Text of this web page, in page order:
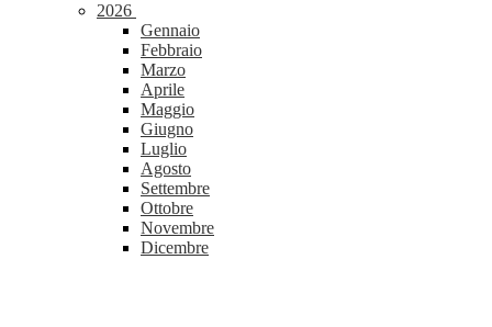
2026
Gennaio
Febbraio
Marzo
Aprile
Maggio
Giugno
Luglio
Agosto
Settembre
Ottobre
Novembre
Dicembre